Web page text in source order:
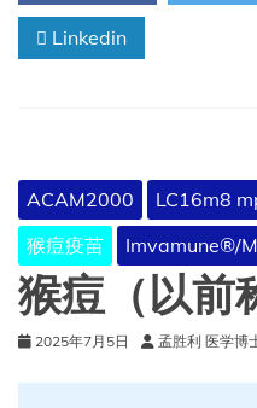
Linkedin
ACAM2000 LC16m8
猴痘疫苗
Imvamune®/
猴痘（以前
2025年7月5日 孟胜利 医学博